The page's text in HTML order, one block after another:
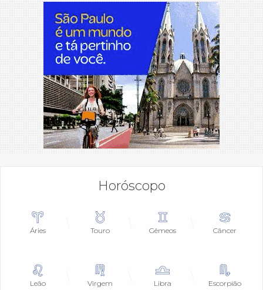
Horóscopo
Áries Touro Gêmeos Câncer
Leão Virgem Libra Escorpião